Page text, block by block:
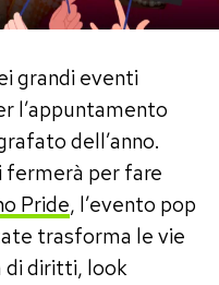
cambiamento
serve anche
suona come
negli anni hanno
dell’aria
grandi eventi
l’appuntamento
dell’anno.
fermerà per fare
Pride, l’evento pop
trasforma le vie
di diritti, look